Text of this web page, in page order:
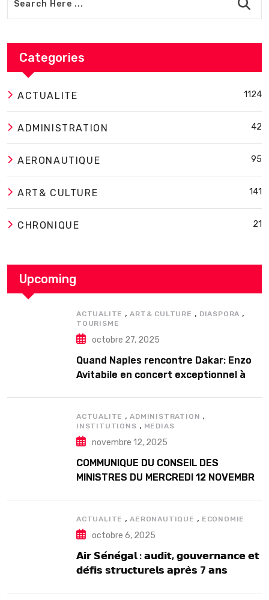
Categories
ACTUALITE 1124
ADMINISTRATION 42
AERONAUTIQUE 95
ART& CULTURE 141
CHRONIQUE 21
Upcoming
ACTUALITE ,ART& CULTURE , DIASPORA ,
TOURISME
octobre 27, 2025
Quand Naples rencontre Dakar: Enzo
Avitabile en concert exceptionnel à
ACTUALITE ,ADMINISTRATION ,
INSTITUTIONS , MEDIAS
novembre 12, 2025
COMMUNIQUE DU CONSEIL DES
MINISTRES DU MERCREDI 12 NOVEMBRE
ACTUALITE ,AERONAUTIQUE , ECONOMIE
octobre 6, 2025
𝗔𝗶𝗿 𝗦𝗲́𝗻𝗲́𝗴𝗮𝗹 : 𝗮𝘂𝗱𝗶𝘁, 𝗴𝗼𝘂𝘃𝗲𝗿𝗻𝗮𝗻𝗰𝗲 𝗲𝘁
𝗱𝗲́𝗳𝗶𝘀 𝘀𝘁𝗿𝘂𝗰𝘁𝘂𝗿𝗲𝗹𝘀 𝗮𝗽𝗿𝗲̀𝘀 7 𝗮𝗻𝘀